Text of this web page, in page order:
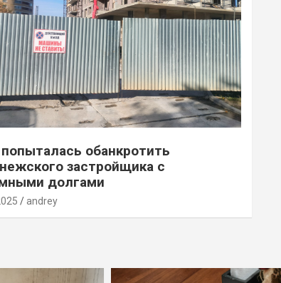
обанкротить
застройщика с
долгами
andrey